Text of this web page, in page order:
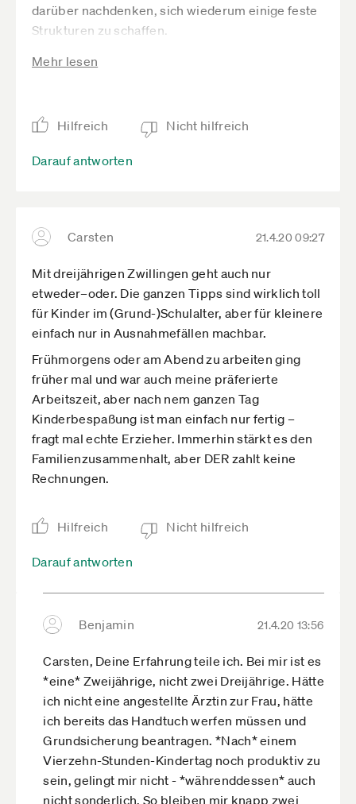
darüber nachdenken, sich wiederum einige feste
Strukturen zu schaffen.
»In meiner täglichen Arbeit als Tagesmutter ist
Orientierung und Halt. Je kleiner die Kinder sind,
desto wichtiger ist eine Tagesstruktur, denn sie
sind in besonderem Maße auf Halt und Sicherheit
Arbeit findet gar nicht mehr oder zu Hause statt,
selbst der Spielplatz ist tabu. Das Alltagsleben
wird jetzt viel mehr als chaotisch empfunden.
Um wieder ein Stück Sicherheit und Orientierung
Betreuung zu bewältigen, ist es jetzt sehr wichtig,
eine neue Tagesstruktur zu schaffen«,weiß auch
Claudia Engelberts. Sie ist Diplom-Pädagogin und
REFA-Technikerin für Industrial Engineering, seit
2012 tätig als Tagespflegeperson in angemieteten
Räumen in Dortmund, langjährige berufliche
Erfahrung als Sozialarbeiterin, außerdem seit
Unternehmensberatung mit Schwerpunkt
Home Office in Krisenzeiten mit Kind und Kegel:
Wie schafft man eine Tagesstruktur?
Bei den meisten Familien hat sich die
Tagesstruktur über einen längeren Zeitraum
Krisensituation mit den aktuellen
Einschränkungen von jetzt auf gleich eine neue
Tagesstruktur zu etablieren. Trotzdem ist dies der
richtige Weg, denn mit einer festen Struktur stellt
sich auch das Gefühl von Sicherheit wieder ein.
»Natürlich sind nicht alle Eltern gleich, und nicht
alle Kinder. Der eine ist ein strukturierter Typ, der
Mehr lesen
Hilfreich Nicht hilfreich
Darauf antworten
Carsten 21.4.20 09:27
Mit dreijährigen Zwillingen geht auch nur
etweder–oder. Die ganzen Tipps sind wirklich toll
für Kinder im (Grund-)Schulalter, aber für kleinere
einfach nur in Ausnahmefällen machbar.
Frühmorgens oder am Abend zu arbeiten ging
früher mal und war auch meine präferierte
Arbeitszeit, aber nach nem ganzen Tag
Kinderbespaßung ist man einfach nur fertig –
fragt mal echte Erzieher. Immerhin stärkt es den
Familienzusammenhalt, aber DER zahlt keine
Rechnungen.
Hilfreich Nicht hilfreich
Darauf antworten
Benjamin 21.4.20 13:56
Carsten, Deine Erfahrung teile ich. Bei mir ist es
*eine* Zweijährige, nicht zwei Dreijährige. Hätte
ich nicht eine angestellte Ärztin zur Frau, hätte
ich bereits das Handtuch werfen müssen und
Grundsicherung beantragen. *Nach* einem
Vierzehn-Stunden-Kindertag noch produktiv zu
sein, gelingt mir nicht - *währenddessen* auch
nicht sonderlich. So bleiben mir knapp zwei